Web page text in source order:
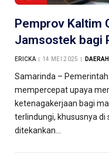
Pemprov Kaltim
Jamsostek bagi
ERICKA 14 MEI 2025 DAERAH
Samarinda –
mempercepat upaya
ketenagakerjaan bagi
terlindungi, khususnya
ditekankan…